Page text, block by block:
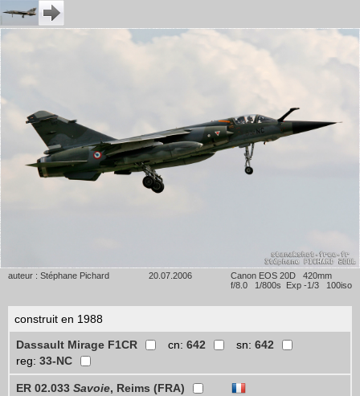
auteur : Stéphane Pichard 20.07.2006
Canon EOS 20D 420mm
f/8.0 1/800s Exp -1/3 100iso
construit en 1988
Dassault Mirage F1CR
cn: 642 sn: 642
reg: 33-NC
ER 02.033 Savoie, Reims (FRA)